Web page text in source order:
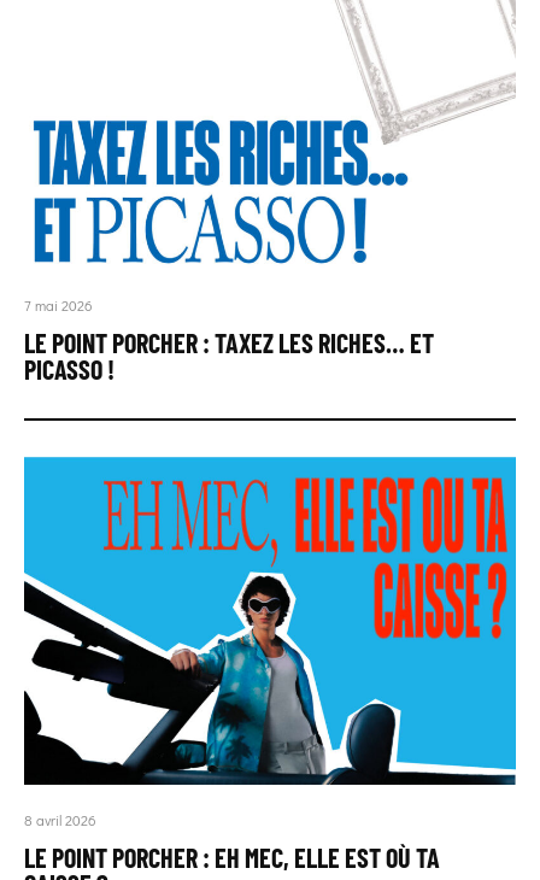
7 mai 2026
LE POINT PORCHER : TAXEZ LES RICHES… ET
PICASSO !
8 avril 2026
LE POINT PORCHER : EH MEC, ELLE EST OÙ TA